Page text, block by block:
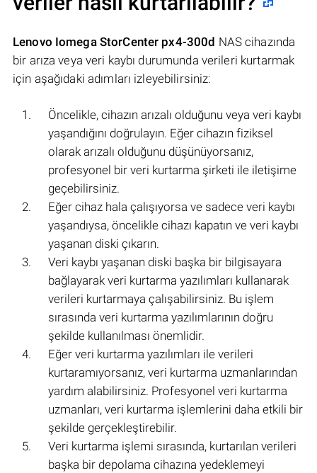
Lenovo Iomega StorCenter px4-300d NAS cihazında
bir arıza veya veri kaybı durumunda verileri kurtarmak
için aşağıdaki adımları izleyebilirsiniz:
Öncelikle, cihazın arızalı olduğunu veya veri kaybı
yaşandığını doğrulayın. Eğer cihazın fiziksel
olarak arızalı olduğunu düşünüyorsanız,
profesyonel bir veri kurtarma şirketi ile iletişime
geçebilirsiniz.
Eğer cihaz hala çalışıyorsa ve sadece veri kaybı
yaşandıysa, öncelikle cihazı kapatın ve veri kaybı
yaşanan diski çıkarın.
Veri kaybı yaşanan diski başka bir bilgisayara
bağlayarak veri kurtarma yazılımları kullanarak
verileri kurtarmaya çalışabilirsiniz. Bu işlem
sırasında veri kurtarma yazılımlarının doğru
şekilde kullanılması önemlidir.
Eğer veri kurtarma yazılımları ile verileri
kurtaramıyorsanız, veri kurtarma uzmanlarından
yardım alabilirsiniz. Profesyonel veri kurtarma
uzmanları, veri kurtarma işlemlerini daha etkili bir
şekilde gerçekleştirebilir.
Veri kurtarma işlemi sırasında, kurtarılan verileri
başka bir depolama cihazına yedeklemeyi